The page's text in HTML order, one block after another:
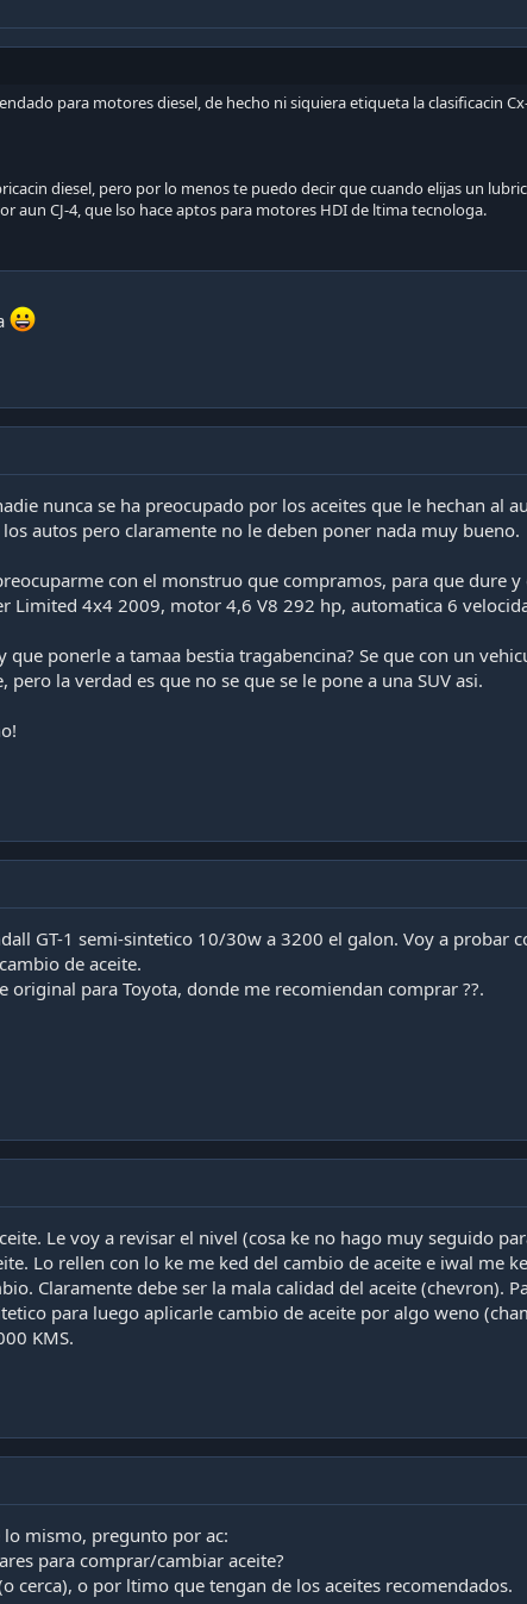
para motores diesel, de hecho ni siquiera etiqueta la clasificacin
diesel, pero por lo menos te puedo decir que cuando elijas un
aun CJ-4, que lso hace aptos para motores HDI de ltima tecnologa.
nunca se ha preocupado por los aceites que le hechan al
autos pero claramente no le deben poner nada muy bueno.
con el monstruo que compramos, para que dure
Limited 4x4 2009, motor 4,6 V8 292 hp, automatica 6
que ponerle a tamaa bestia tragabencina? Se que con un
la verdad es que no se que se le pone a una SUV asi.
GT-1 semi-sintetico 10/30w a 3200 el galon. Voy a probar
de aceite.
original para Toyota, donde me recomiendan comprar ??.
Le voy a revisar el nivel (cosa ke no hago muy seguido
Lo rellen con lo ke me ked del cambio de aceite e iwal me
Claramente debe ser la mala calidad del aceite (chevron).
para luego aplicarle cambio de aceite por algo weno
KMS.
mismo, pregunto por ac:
para comprar/cambiar aceite?
cerca), o por ltimo que tengan de los aceites recomendados.